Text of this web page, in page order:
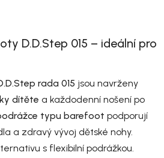
D.D.Step 015 – ideální pro
rada 015 jsou navrženy
dítěte a každodenní nošení po
typu barefoot podporují
a zdravý vývoj dětské nohy.
s flexibilní podrážkou.